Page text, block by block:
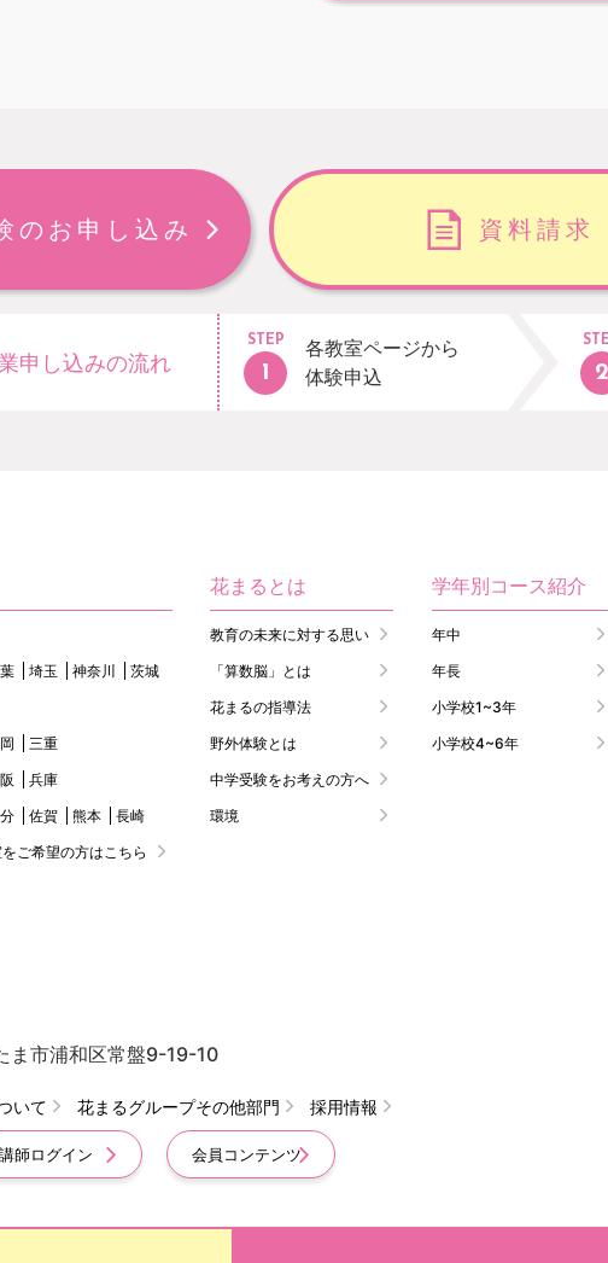
のお申し込み 資料請求
申し込みの流れ
STEP
各教室ページから
体験申込
埼玉 神奈川
茨城
三重
兵庫
佐賀 熊本
長崎
ご希望の方はこちら
花まるとは
教育の未来に対する思い
「算数脳」とは
花まるの指導法
野外体験とは
中学受験をお考えの方へ
環境
学年別コース紹介
年中
年長
小学校1~3年
小学校4~6年
ま市浦和区常盤9-19-10
いて 花まるグループその他部門 採用情報
講師ログイン 会員コンテンツ